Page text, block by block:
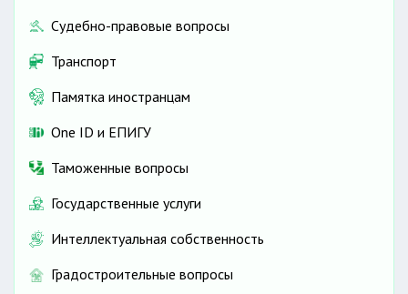
Судебно-правовые вопросы
Транспорт
Памятка иностранцам
One ID и ЕПИГУ
Таможенные вопросы
Государственные услуги
Интеллектуальная собственность
Градостроительные вопросы